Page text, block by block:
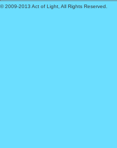
© 2009-2013 Act of Light, All Rights Reserved.